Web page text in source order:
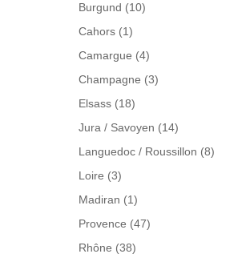
Burgund (10)
Cahors (1)
Camargue (4)
Champagne (3)
Elsass (18)
Jura / Savoyen (14)
Languedoc / Roussillon (8)
Loire (3)
Madiran (1)
Provence (47)
Rhône (38)